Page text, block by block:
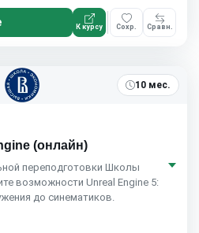
К курсу Сохр. Сравн.
10 мес.
(онлайн)
переподготовки Школы
возможности Unreal Engine 5:
до синематиков.